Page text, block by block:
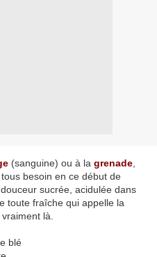
(sanguine) ou à la grenade
besoin en ce début de
sucrée, acidulée dans
toute fraîche qui appelle la
là.
blé